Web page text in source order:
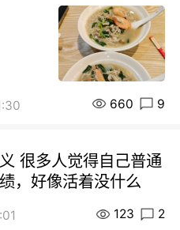
660 9
很多人觉得自己普通
，好像活着没什么
123 2